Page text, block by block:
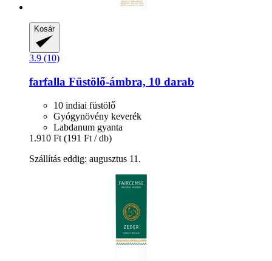
Kosár
3.9 (10)
farfalla Füstölő-​ámbra, 10 darab
10 indiai füstölő
Gyógynövény keverék
Labdanum gyanta
1.910 Ft (191 Ft / db)
Szállítás eddig: augusztus 11.